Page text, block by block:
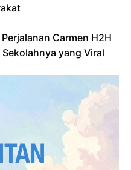
Carmen H2H
yang Viral